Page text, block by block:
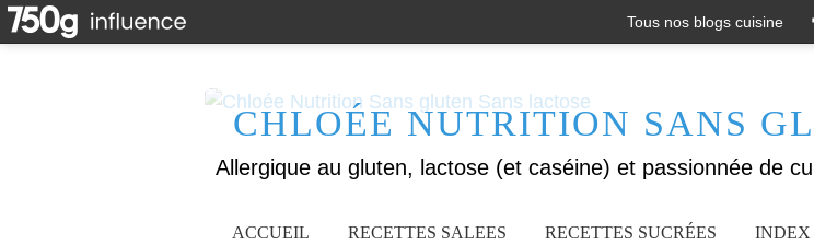
Tous nos blogs cuisine
CHLOÉE NUTRITION SANS
ACCUEIL RECETTES SALEES RECETTES SUCRÉES INDEX